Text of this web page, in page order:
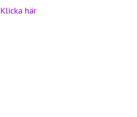
Klicka här